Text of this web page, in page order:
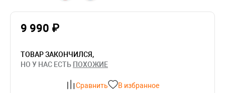
9 990 ₽
ТОВАР ЗАКОНЧИЛСЯ,
НО У НАС ЕСТЬ ПОХОЖИЕ
Сравнить В избранное